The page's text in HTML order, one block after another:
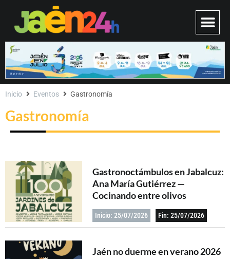
Gastronomía
Inicio Eventos Gastronomía
Gastronoctámbulos en Jabalcuz:
Ana María Gutiérrez —
Cocinando entre olivos
Inicio: 25/07/2026 Fin: 25/07/2026
Jaén no duerme en verano 2026